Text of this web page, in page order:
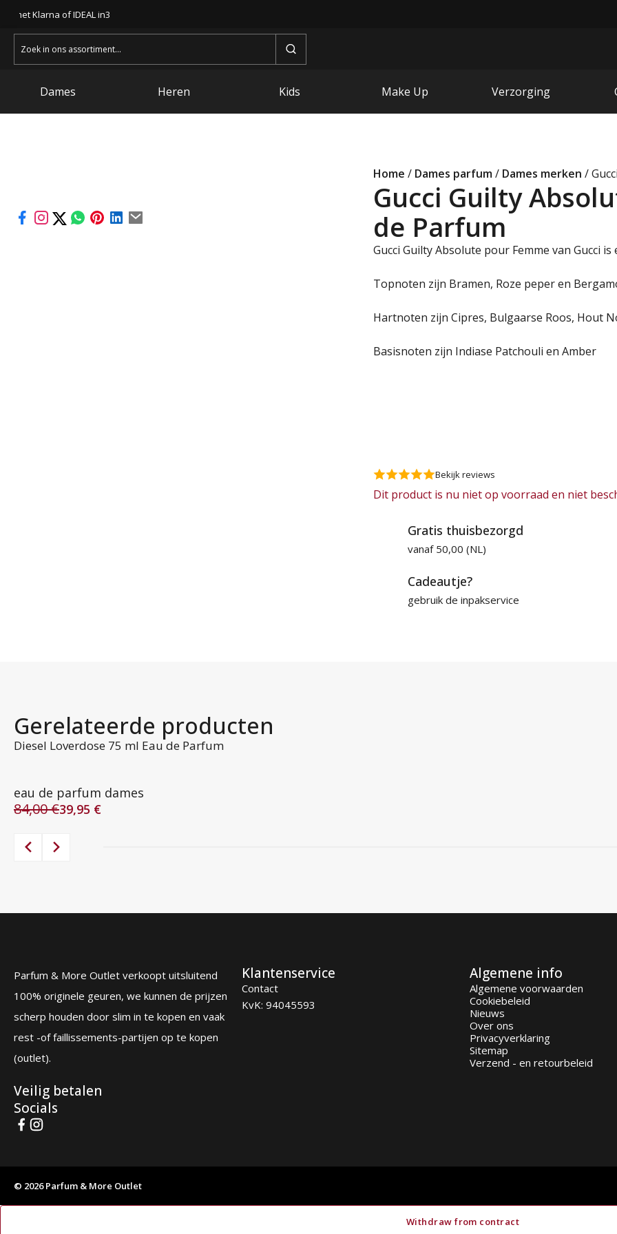
met Klarna of IDEAL in3
Zoeken
naar:
Dames Heren Kids Make Up Verzorging
Home / Dames parfum/ Dames merken /
Gucci Guilty
de Parfum
Gucci Guilty Absolute pour Femme van Gucci
Topnoten zijn Bramen, Roze peper en
Hartnoten zijn Cipres, Bulgaarse Roos, Hout
Basisnoten zijn Indiase Patchouli en Amber
Bekijk reviews
Dit product is nu niet op voorraad en niet
Gratis thuisbezorgd
vanaf 50,00 (NL)
Cadeautje?
gebruik de inpakservice
Gerelateerde producten
Diesel Loverdose 75 ml Eau de Parfum
eau de parfum dames
84,00€
Oorspronkelijke
was:
39,95 €
Huidige
Parfum & More Outlet verkoopt uitsluitend
100% originele geuren, we kunnen de prijzen
scherp houden door slim in te kopen en vaak
rest -of faillissements-partijen op te kopen
(outlet).
Klantenservice
Contact
KvK: 94045593
Algemene info
Algemene voorwaarden
Cookiebeleid
Nieuws
Over ons
Privacyverklaring
Sitemap
Verzend - en retourbeleid
Veilig betalen
Socials
© 2026 Parfum & More Outlet
Withdraw from contract